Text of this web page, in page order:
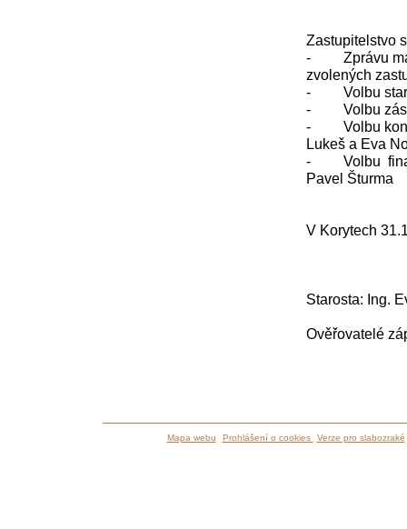
Zastupitelstvo
- Zprávu
zvolených
- Volbu
- Volbu
- Volbu
Lukeš a Eva
- Volbu
Pavel Šturma
V Korytech
Starosta:
Ověřovatelé
Mapa webu Prohlášení o cookies Verze pro slabozraké